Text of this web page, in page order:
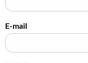
E-mail